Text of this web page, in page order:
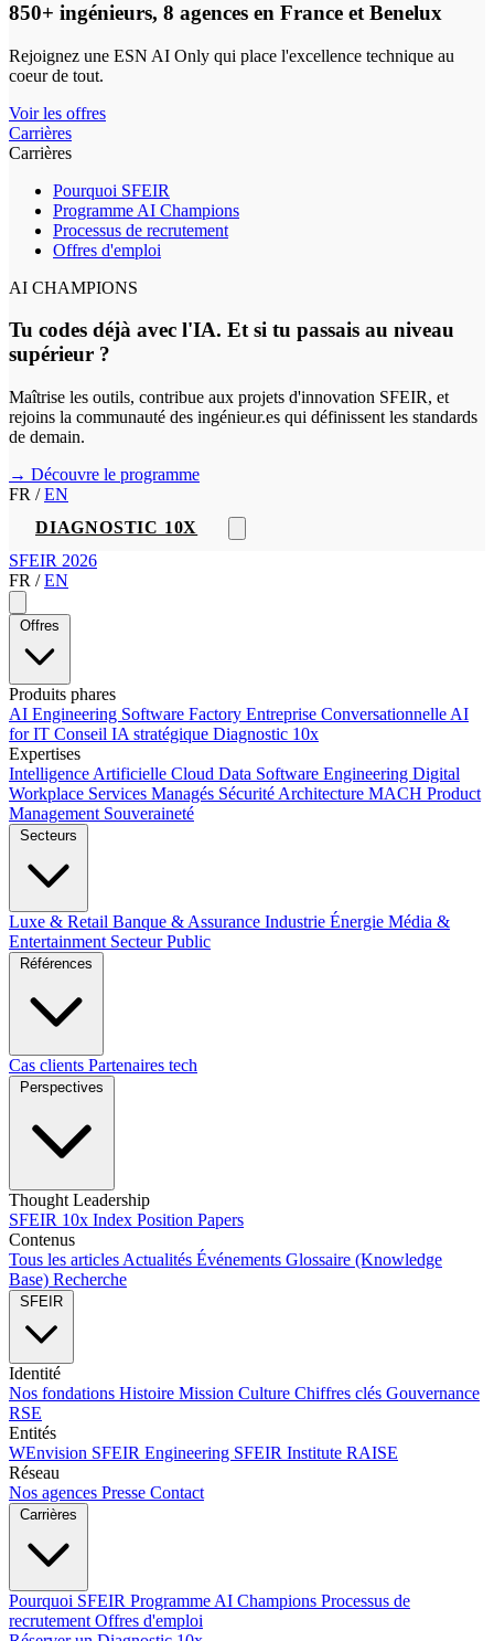
850+ ingénieurs, 8 agences en France et Benelux
Rejoignez une ESN AI Only qui place l'excellence technique au
coeur de tout.
Voir les offres
Carrières
Carrières
Pourquoi SFEIR
Programme AI Champions
Processus de recrutement
Offres d'emploi
AI CHAMPIONS
Tu codes déjà avec l'IA. Et si tu passais au niveau
supérieur ?
Maîtrise les outils, contribue aux projets d'innovation SFEIR, et
rejoins la communauté des ingénieur.es qui définissent les standards
de demain.
→ Découvre le programme
FR / EN
DIAGNOSTIC 10X
SFEIR 2026
FR / EN
Offres
Produits phares
AI Engineering Software Factory Entreprise Conversationnelle AI
for IT Conseil IA stratégique Diagnostic 10x
Expertises
Intelligence Artificielle Cloud Data Software Engineering Digital
Workplace Services Managés Sécurité Architecture MACH Product
Management Souveraineté
Secteurs
Luxe & Retail Banque & Assurance Industrie Énergie Média &
Entertainment Secteur Public
Références
Cas clients Partenaires tech
Perspectives
Thought Leadership
SFEIR 10x Index Position Papers
Contenus
Tous les articles Actualités Événements Glossaire (Knowledge
Base) Recherche
SFEIR
Identité
Nos fondations Histoire Mission Culture Chiffres clés Gouvernance
RSE
Entités
WEnvision SFEIR Engineering SFEIR Institute RAISE
Réseau
Nos agences Presse Contact
Carrières
Pourquoi SFEIR Programme AI Champions Processus de
recrutement Offres d'emploi